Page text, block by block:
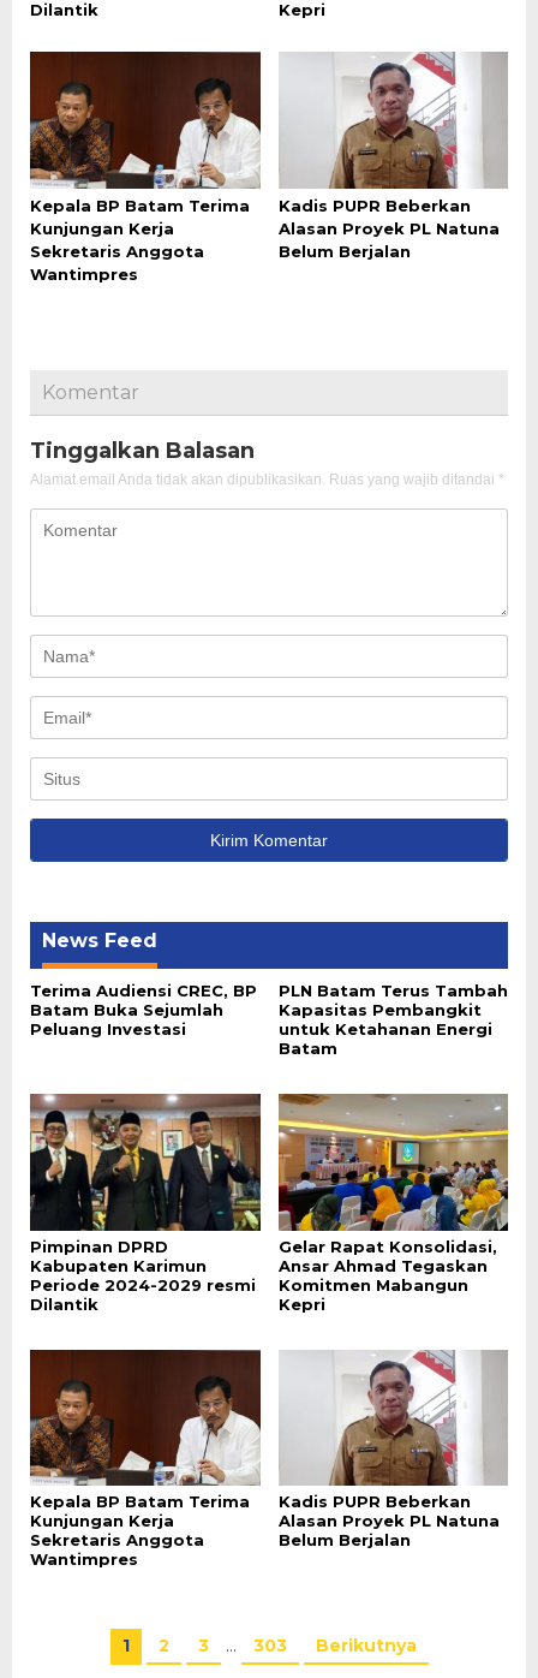
Dilantik Kepri
Kepala BP Batam Terima
Kunjungan Kerja
Sekretaris Anggota
Wantimpres
Kadis PUPR Beberkan
Alasan Proyek PL Natuna
Belum Berjalan
Komentar
Tinggalkan Balasan
Alamat email Anda tidak akan dipublikasikan. Ruas yang wajib ditandai *
News Feed
Terima Audiensi CREC, BP
Batam Buka Sejumlah
Peluang Investasi
PLN Batam Terus Tambah
Kapasitas Pembangkit
untuk Ketahanan Energi
Batam
Pimpinan DPRD
Kabupaten Karimun
Periode 2024-2029 resmi
Dilantik
Gelar Rapat Konsolidasi,
Ansar Ahmad Tegaskan
Komitmen Mabangun
Kepri
Kepala BP Batam Terima
Kunjungan Kerja
Sekretaris Anggota
Wantimpres
Kadis PUPR Beberkan
Alasan Proyek PL Natuna
Belum Berjalan
1 2 3 … 303 Berikutnya